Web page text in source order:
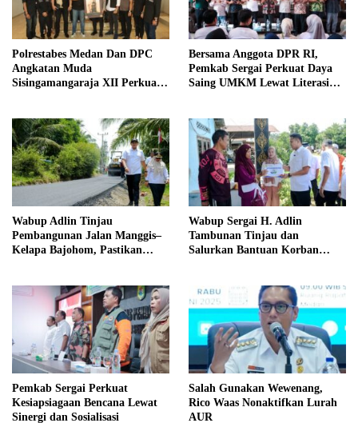
Polrestabes Medan Dan DPC
Angkatan Muda
Sisingamangaraja XII Perkuat
Bersama Anggota DPR RI,
Pemkab Sergai Perkuat Daya
Saing UMKM Lewat Literasi
Wabup Adlin Tinjau
Pembangunan Jalan Manggis–
Kelapa Bajohom, Pastikan
Wabup Sergai H. Adlin
Tambunan Tinjau dan
Salurkan Bantuan Korban
Pemkab Sergai Perkuat
Kesiapsiagaan Bencana Lewat
Sinergi dan Sosialisasi
Salah Gunakan Wewenang,
Rico Waas Nonaktifkan Lurah
AUR